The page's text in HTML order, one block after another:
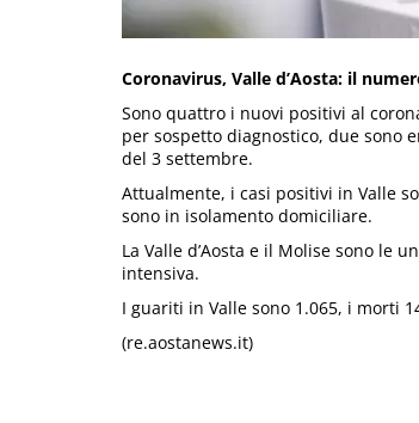
Coronavirus, Valle d’Aosta: il
Sono quattro i nuovi positivi al
per sospetto diagnostico, due sono
del 3 settembre.
Attualmente, i casi positivi in Valle
sono in isolamento domiciliare.
La Valle d’Aosta e il Molise sono le
intensiva.
I guariti in Valle sono 1.065, i morti
(re.aostanews.it)